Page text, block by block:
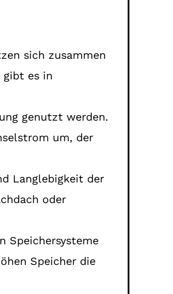
sich zusammen
gibt es in
genutzt werden.
um, der
Langlebigkeit der
oder
Speichersysteme
Speicher die